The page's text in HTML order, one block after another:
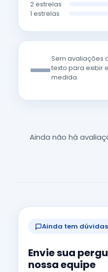
2 estrelas
1 estrelas
—Sem avaliações
texto para exibir
medida.
Ainda não há
Ainda tem
Envie sua
nossa equipe